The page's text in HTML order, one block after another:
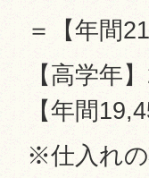
＝【年間
【高学年
【年間
※仕入れ